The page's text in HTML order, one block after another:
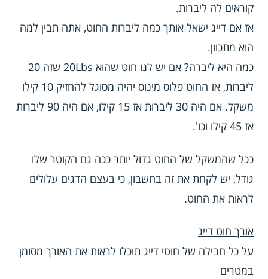
קוראים לה ליברות.
אז אם דייג ישאל אותך כמה ליברות החוט, אתה תבין למה
הוא מתכוון.
כמה היא ליברה? אם יש לנו חוט שהוא 20Lbs שזה 20
ליברות, אז החוט פלוס מינוס יהיה מסוגל להחזיק 10 קילו
משקל. אם היה 30 ליברות אז 15 קילו, אם היה 90 ליברות
אז 45 קילו וכו'.
ככל שהמשקל של החוט גדול יותר ככה גם הקוטר שלו
גודל, יש לקחת את זה בחשבון, כי בעצם הדגים עלולים
לראות את החוט.
אורך חוט דייג
על כל חבילה של חוטי דייג תוכלו לראות את האורך מסומן
במטרים